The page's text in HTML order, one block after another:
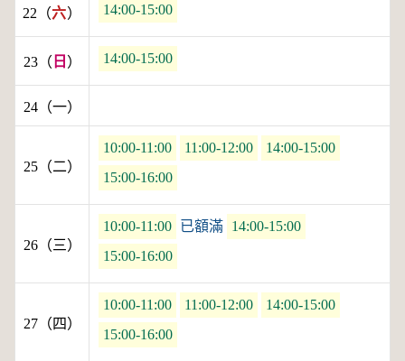
22（六） 14:00-15:00
23（ 日 ） 14:00-15:00
24（一）
25（二）
10:00-11:00 11:00-12:00
14:00-15:00
15:00-16:00
26（三）
10:00-11:00 已額滿 14:00-15:00
15:00-16:00
27（四）
10:00-11:00 11:00-12:00
14:00-15:00
15:00-16:00